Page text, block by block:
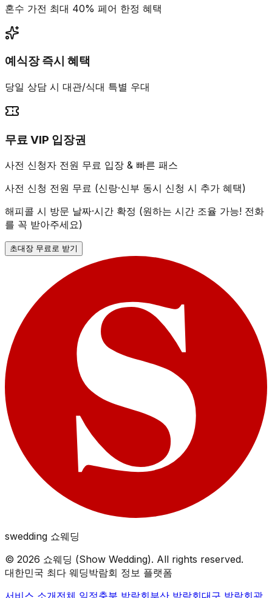
혼수 가전 최대 40% 페어 한정 혜택
예식장 즉시 혜택
당일 상담 시 대관/식대 특별 우대
무료 VIP 입장권
사전 신청자 전원 무료 입장 & 빠른 패스
사전 신청 전원 무료 (신랑·신부 동시 신청 시 추가 혜택)
해피콜 시 방문 날짜·시간 확정 (원하는 시간 조율 가능! 전화
를 꼭 받아주세요)
초대장 무료로 받기
swedding 쇼웨딩
© 2026 쇼웨딩 (Show Wedding). All rights reserved.
대한민국 최다 웨딩박람회 정보 플랫폼